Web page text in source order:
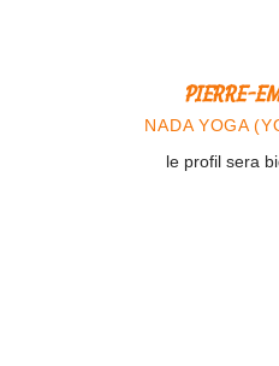
PIERRE-
NADA YOGA
le profil sera